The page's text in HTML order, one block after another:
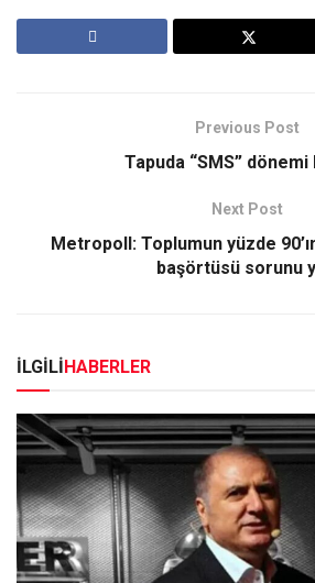
Previous Post
Tapuda “SMS” dönemi
Next Post
Metropoll: Toplumun yüzde
başörtüsü sorunu
İLGİLİHABERLER